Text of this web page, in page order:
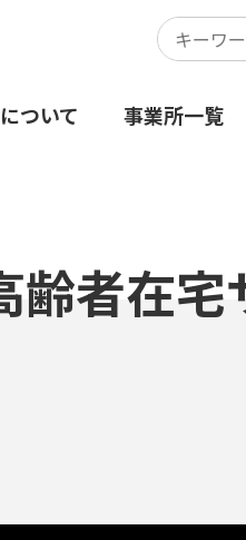
ついて 事業所一覧
者在宅